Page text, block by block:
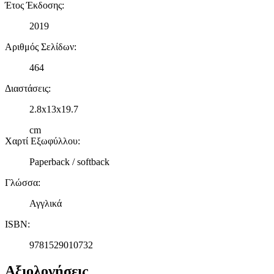
Έτος Έκδοσης:
2019
Αριθμός Σελίδων:
464
Διαστάσεις:
2.8x13x19.7
cm
Χαρτί Εξωφύλλου:
Paperback / softback
Γλώσσα:
Αγγλικά
ISBN:
9781529010732
Αξιολογήσεις